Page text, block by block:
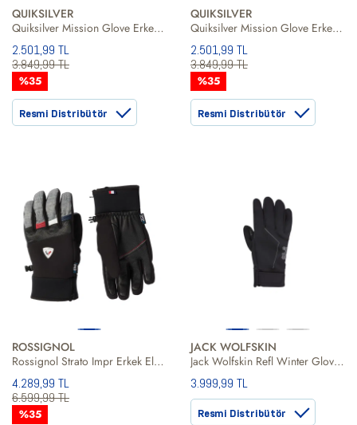
QUIKSILVER
Quiksilver Mission Glove Erkek Eldiven
2.501,99 TL
3.849,99 TL
%35
Resmi Distribütör
QUIKSILVER
Quiksilver Mission Glove Erkek Eldiven
2.501,99 TL
3.849,99 TL
%35
Resmi Distribütör
ROSSIGNOL
Rossignol Strato Impr Erkek Eldiven
4.289,99 TL
6.599,99 TL
%35
JACK WOLFSKIN
Jack Wolfskin Refl Winter Glove Unisex Eldiven
3.999,99 TL
Resmi Distribütör